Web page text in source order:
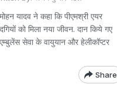
यादव ने कहा कि पीएमश्री एयर
को मिला नया जीवन. दान किये गए
सेवा के वायुयान और हेलीकॉप्टर
Share